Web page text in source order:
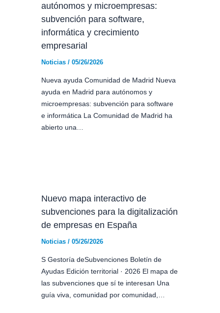
autónomos y microempresas:
subvención para software,
informática y crecimiento
empresarial
Noticias / 05/26/2026
Nueva ayuda Comunidad de Madrid Nueva
ayuda en Madrid para autónomos y
microempresas: subvención para software
e informática La Comunidad de Madrid ha
abierto una…
Nuevo mapa interactivo de
subvenciones para la digitalización
de empresas en España
Noticias / 05/26/2026
S Gestoría deSubvenciones Boletín de
Ayudas Edición territorial · 2026 El mapa de
las subvenciones que sí te interesan Una
guía viva, comunidad por comunidad,…